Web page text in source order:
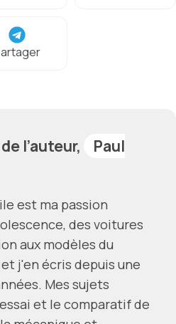
l’auteur,
Paul
est ma passion
des voitures
aux modèles du
j'en écris depuis une
Mes sujets
et le comparatif de